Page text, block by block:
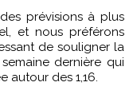
prévisions à plus
et nous préférons
de souligner la
dernière qui
autour des 1,16.